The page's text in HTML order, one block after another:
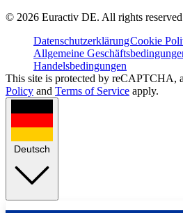
© 2026 Euractiv DE. All rights
DatenschutzerklärungCookie
Allgemeine
Handelsbedingungen
This site is protected by reCAPTCHA,
Policy and Terms of Service apply.
Deutsch